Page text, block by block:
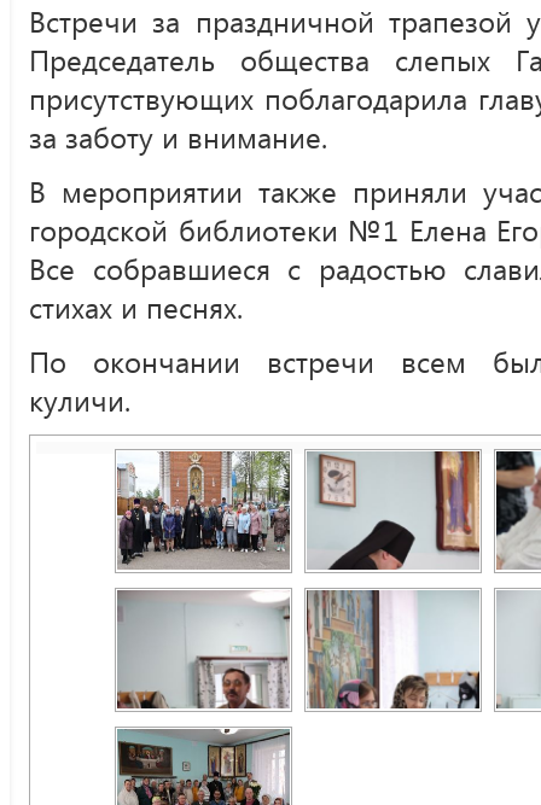
Встречи за праздничной трапезой
Председатель общества слепых
присутствующих поблагодарила
за заботу и внимание.
В мероприятии также приняли
городской библиотеки №1 Елена
Все собравшиеся с радостью
стихах и песнях.
По окончании встречи всем
куличи.